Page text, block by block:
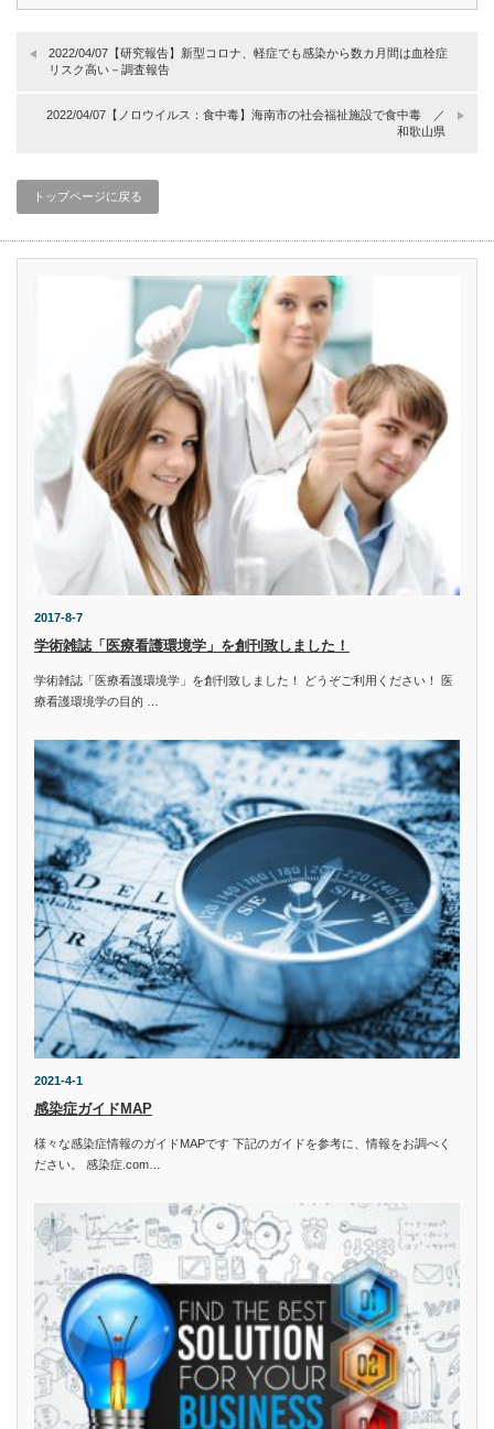
2022/04/07【研究報告】新型コロナ、軽症でも感染から数カ月間は血栓症
リスク高い－調査報告
2022/04/07【ノロウイルス：食中毒】海南市の社会福祉施設で食中毒 ／
和歌山県
トップページに戻る
2017-8-7
学術雑誌「医療看護環境学」を創刊致しました！
学術雑誌「医療看護環境学」を創刊致しました！ どうぞご利用ください！ 医
療看護環境学の目的 …
2021-4-1
感染症ガイドMAP
様々な感染症情報のガイドMAPです 下記のガイドを参考に、情報をお調べく
ださい。 感染症.com…